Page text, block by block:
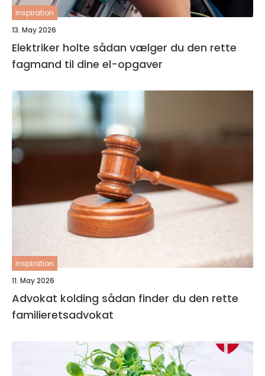
inspiration
13. May 2026
Elektriker holte sådan vælger du den rette
fagmand til dine el-opgaver
inspiration
11. May 2026
Advokat kolding sådan finder du den rette
familieretsadvokat